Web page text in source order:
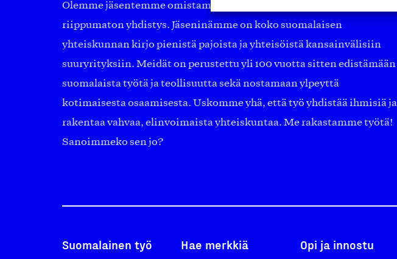
Olemme jäsentemme omistama puolueeton, työmarkkinajärjestöistä
riippumaton yhdistys. Jäseninämme on koko suomalaisen
yhteiskunnan kirjo pienistä pajoista ja yhteisöistä kansainvälisiin
suuryrityksiin. Meidät on perustettu yli 100 vuotta sitten edistämään
suomalaista työtä ja teollisuutta sekä nostamaan ylpeyttä
kotimaisesta osaamisesta. Uskomme yhä, että työ yhdistää ihmisiä ja
rakentaa vahvaa, elinvoimaista yhteiskuntaa. Me rakastamme työtä!
Sanoimmeko sen jo?
Suomalainen työ Hae merkkiä Opi ja innostu